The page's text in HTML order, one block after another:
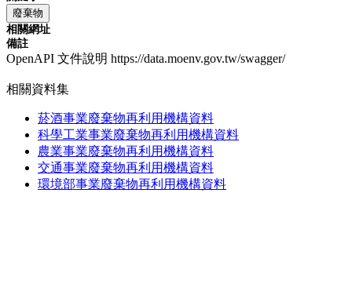
廢棄物
相關網址
備註
OpenAPI 文件說明 https://data.moenv.gov.tw/swagger/
相關資料集
菸酒事業廢棄物再利用機構資料
科學工業事業廢棄物再利用機構資料
農業事業廢棄物再利用機構資料
交通事業廢棄物再利用機構資料
環境部事業廢棄物再利用機構資料